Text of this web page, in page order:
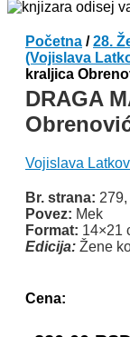
Početna /28.
(Vojislava
kraljica
DRAGA
Vojislava
Br. strana:
Povez: Mek
Format: 14×21
Edicija: Žene
Cena: